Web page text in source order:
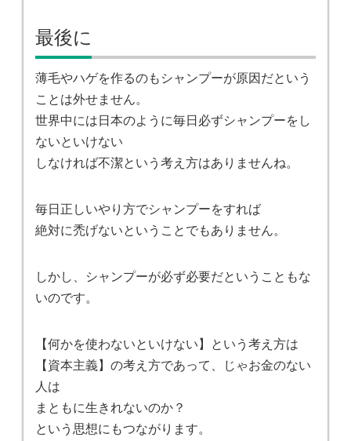
最後に
薄毛やハゲを作るのもシャンプーが原因だという
ことは外せません。
世界中には日本のように毎日必ずシャンプーをし
ないといけない
しなければ不潔という考え方はありませんね。
毎日正しいやり方でシャンプーをすれば
絶対に禿げないということでもありません。
しかし、シャンプーが必ず必要だということもな
いのです。
【何かを使わないといけない】という考え方は
【資本主義】の考え方であって、じゃお金のない
人は
まともに生きれないのか？
という思想にもつながります。